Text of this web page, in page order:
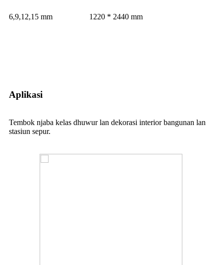
6,9,12,15 mm 1220 * 2440 mm
Aplikasi
Tembok njaba kelas dhuwur lan dekorasi interior bangunan lan
stasiun sepur.